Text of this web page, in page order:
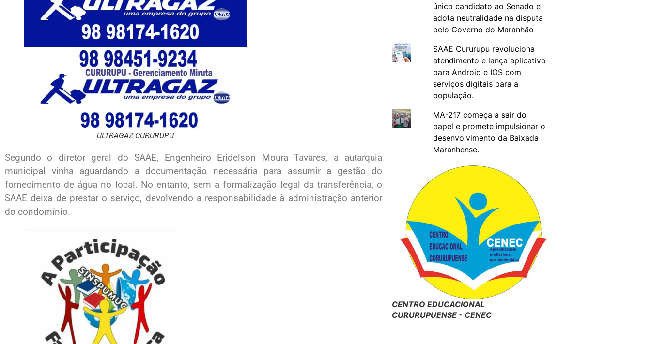
ULTRAGAZ CURURUPU
Segundo o diretor geral do SAAE, Engenheiro Eridelson Moura Tavares, a autarquia
municipal vinha aguardando a documentação necessária para assumir a gestão do
fornecimento de água no local. No entanto, sem a formalização legal da transferência, o
SAAE deixa de prestar o serviço, devolvendo a responsabilidade à administração anterior
do condomínio.
único candidato ao Senado e
adota neutralidade na disputa
pelo Governo do Maranhão
SAAE Cururupu revoluciona
atendimento e lança aplicativo
para Android e IOS com
serviços digitais para a
população.
MA-217 começa a sair do
papel e promete impulsionar o
desenvolvimento da Baixada
Maranhense.
CENTRO EDUCACIONAL
CURURUPUENSE - CENEC